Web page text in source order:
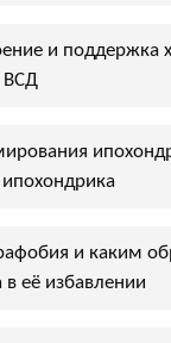
и поддержка
ВСД
ипохондрика
и каким
в её избавлении